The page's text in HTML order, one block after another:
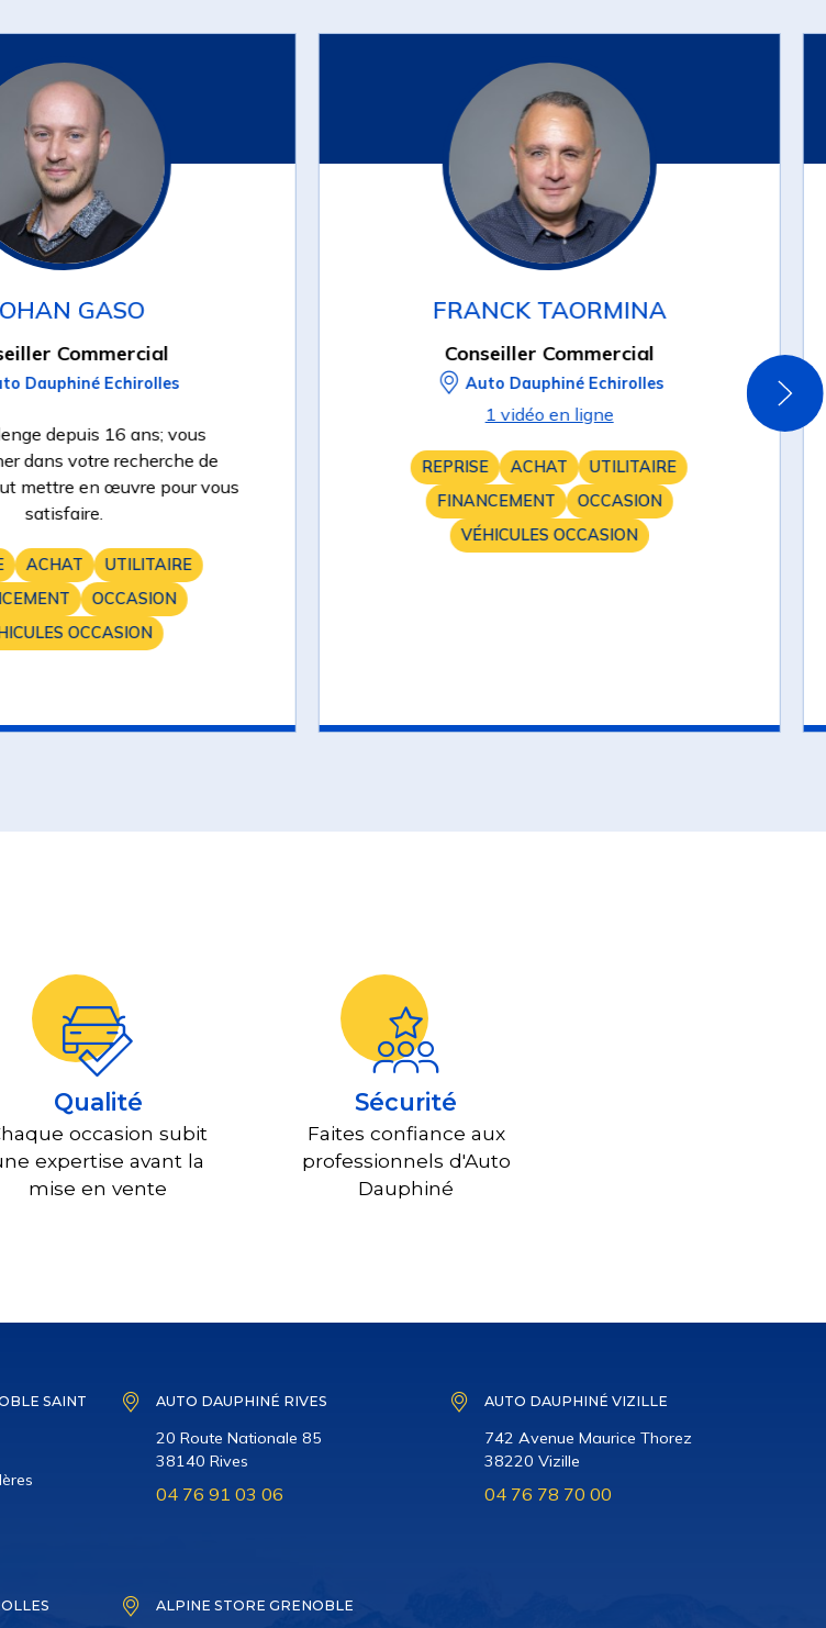
GASO
Commercial
Dauphiné Echirolles
depuis 16 ans; vous
dans votre recherche de
mettre en œuvre pour vous
satisfaire.
ACHAT
UTILITAIRE
OCCASION
OCCASION
FRANCK TAORMINA
Conseiller Commercial
Auto Dauphiné Echirolles
1 vidéo en ligne
REPRISE ACHAT
UTILITAIRE
FINANCEMENT
OCCASION
VÉHICULES OCCASION
Qualité
occasion subit
expertise avant la
mise en vente
Sécurité
Faites confiance aux
professionnels d'Auto
Dauphiné
SAINT
AUTO DAUPHINÉ RIVES
20 Route Nationale 85
38140 Rives
04 76 91 03 06
AUTO DAUPHINÉ VIZILLE
742 Avenue Maurice Thorez
38220 Vizille
04 76 78 70 00
ALPINE STORE GRENOBLE